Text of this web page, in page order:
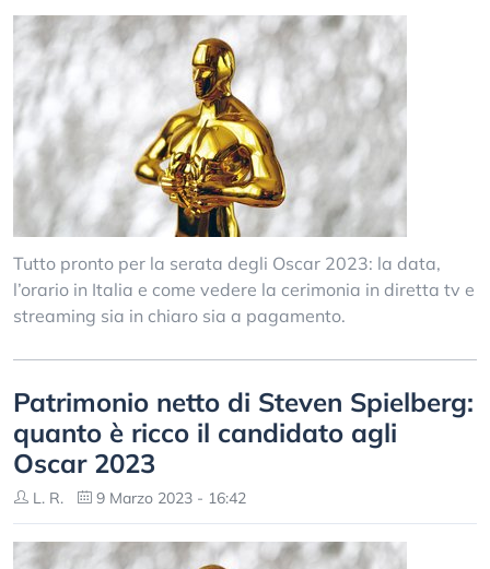
Tutto pronto per la serata degli Oscar 2023: la data,
l’orario in Italia e come vedere la cerimonia in diretta tv e
streaming sia in chiaro sia a pagamento.
Patrimonio netto di Steven Spielberg:
quanto è ricco il candidato agli
Oscar 2023
L. R. 9 Marzo 2023 - 16:42